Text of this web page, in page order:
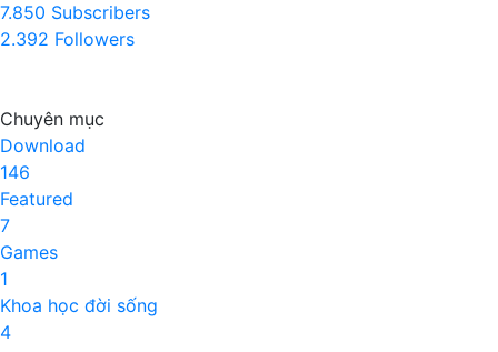
7.850 Subscribers
2.392 Followers
Chuyên mục
Download
146
Featured
7
Games
1
Khoa học đời sống
4